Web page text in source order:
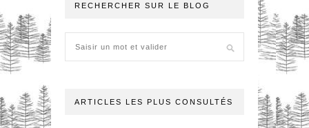
RECHERCHER SUR LE BLOG
ARTICLES LES PLUS CONSULTÉS